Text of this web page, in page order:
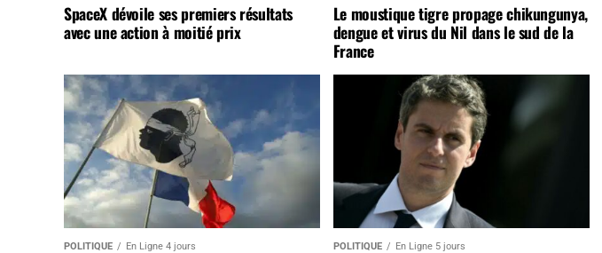
SpaceX dévoile ses premiers résultats
avec une action à moitié prix
Le moustique tigre propage chikungunya,
dengue et virus du Nil dans le sud de la
France
POLITIQUE En Ligne 4 jours POLITIQUE En Ligne 5 jours